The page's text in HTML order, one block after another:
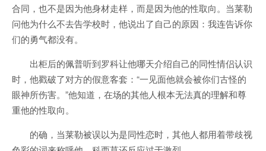
合同，也不是因为他身材走样，而是因为他的性取向。当莱勒
问他为什么不去告学校时，他说出了自己的原因：我连告诉你
们的勇气都没有。
出柜后的佩普听到罗科让他哪天介绍自己的同性情侣认识
时，他戳破了对方的假意客套：“一见面他就会被你们古怪的
眼神所伤害。”他知道，在场的其他人根本无法真的理解和尊
重他的性取向。
的确，当莱勒被误以为是同性恋时，其他人都用着带歧视